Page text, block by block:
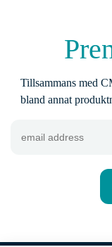
Tillsammans med
bland annat